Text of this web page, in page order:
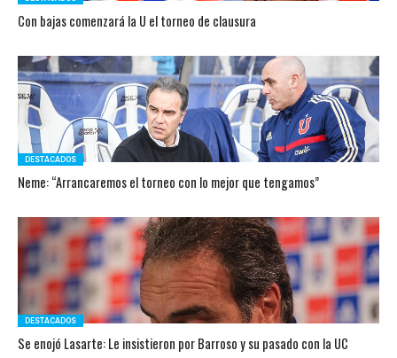
Con bajas comenzará la U el torneo de clausura
DESTACADOS
Neme: “Arrancaremos el torneo con lo mejor que tengamos”
DESTACADOS
Se enojó Lasarte: Le insistieron por Barroso y su pasado con la UC